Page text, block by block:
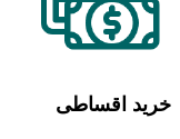
خرید اقساطی